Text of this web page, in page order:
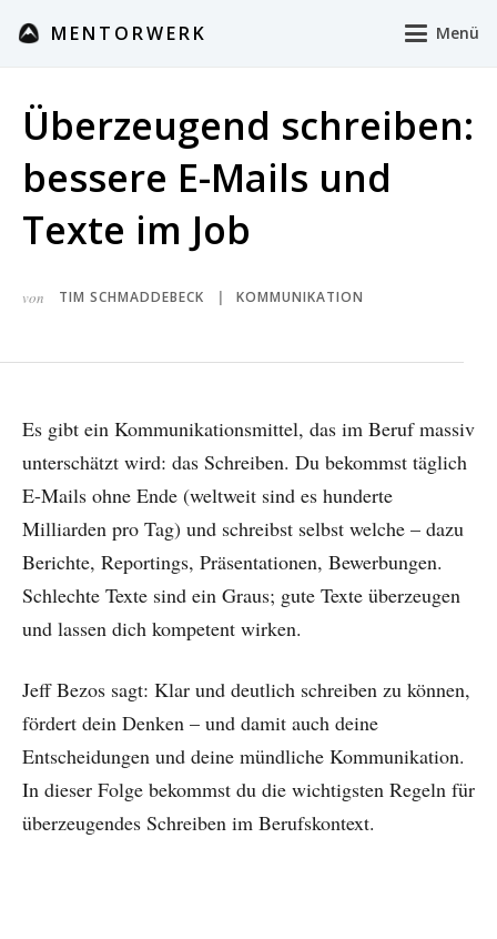
MENTORWERK Menü
Überzeugend schreiben:
bessere E-Mails und
Texte im Job
von TIM SCHMADDEBECK KOMMUNIKATION
Es gibt ein Kommunikationsmittel, das im Beruf massiv
unterschätzt wird: das Schreiben. Du bekommst täglich
E-Mails ohne Ende (weltweit sind es hunderte
Milliarden pro Tag) und schreibst selbst welche – dazu
Berichte, Reportings, Präsentationen, Bewerbungen.
Schlechte Texte sind ein Graus; gute Texte überzeugen
und lassen dich kompetent wirken.
Jeff Bezos sagt: Klar und deutlich schreiben zu können,
fördert dein Denken – und damit auch deine
Entscheidungen und deine mündliche Kommunikation.
In dieser Folge bekommst du die wichtigsten Regeln für
überzeugendes Schreiben im Berufskontext.